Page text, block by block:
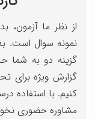
از نظر ما
نمونه سوال است.
گزارش ویژه برای
کنیم. با استفاده
مشاوره حضوری